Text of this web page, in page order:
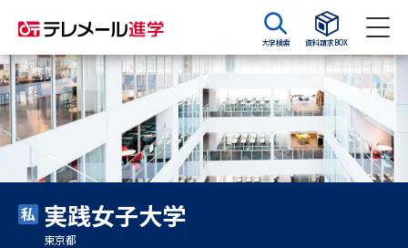
大学検索 資料請求BOX
資料請求 資料検索
大学・短大の資料種類から請求
大学パンフ
実践女子大学
東京都